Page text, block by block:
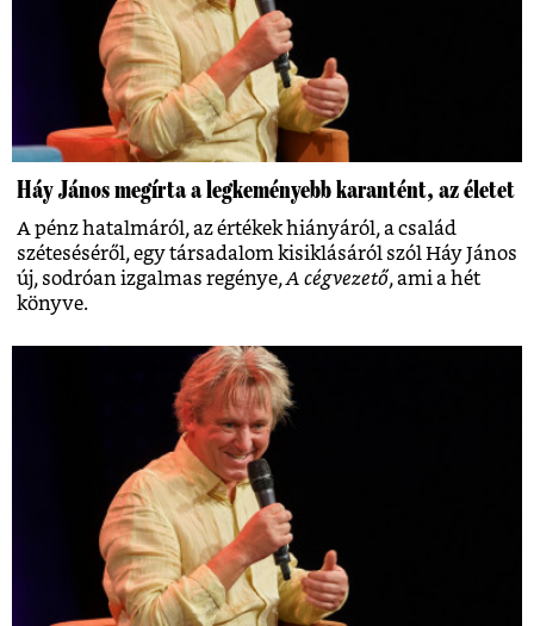
Háy János megírta a legkeményebb karantént, az életet
A pénz hatalmáról, az értékek hiányáról, a család
széteséséről, egy társadalom kisiklásáról szól Háy János
új, sodróan izgalmas regénye,A cégvezető, ami a hét
könyve.